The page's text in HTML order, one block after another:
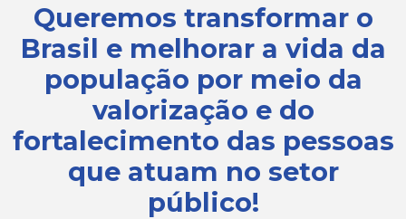
Queremos transformar o
Brasil e melhorar a vida da
população por meio da
valorização e do
fortalecimento das pessoas
que atuam no setor
público!